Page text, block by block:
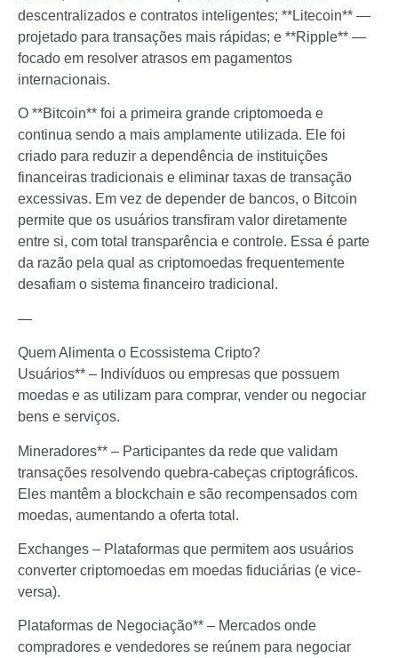
descentralizados e contratos inteligentes; **Litecoin** —
projetado para transações mais rápidas; e **Ripple** —
focado em resolver atrasos em pagamentos
internacionais.
O **Bitcoin** foi a primeira grande criptomoeda e
continua sendo a mais amplamente utilizada. Ele foi
criado para reduzir a dependência de instituições
financeiras tradicionais e eliminar taxas de transação
excessivas. Em vez de depender de bancos, o Bitcoin
permite que os usuários transfiram valor diretamente
entre si, com total transparência e controle. Essa é parte
da razão pela qual as criptomoedas frequentemente
desafiam o sistema financeiro tradicional.
—
Quem Alimenta o Ecossistema Cripto?
Usuários** – Indivíduos ou empresas que possuem
moedas e as utilizam para comprar, vender ou negociar
bens e serviços.
Mineradores** – Participantes da rede que validam
transações resolvendo quebra-cabeças criptográficos.
Eles mantêm a blockchain e são recompensados com
moedas, aumentando a oferta total.
Exchanges – Plataformas que permitem aos usuários
converter criptomoedas em moedas fiduciárias (e vice-
versa).
Plataformas de Negociação** – Mercados onde
compradores e vendedores se reúnem para negociar